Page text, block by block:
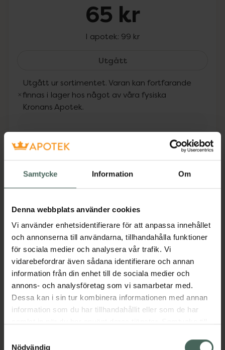
Samtycke Information Om
Denna webbplats använder cookies
Vi använder enhetsidentifierare för att anpassa innehållet
och annonserna till användarna, tillhandahålla funktioner
för sociala medier och analysera vår trafik. Vi
vidarebefordrar även sådana identifierare och annan
information från din enhet till de sociala medier och
annons- och analysföretag som vi samarbetar med.
Dessa kan i sin tur kombinera informationen med annan
information som du har tillhandahållit eller som de har
återkalla ditt samtycke via webbplatsens
Nödvändig
65 kr
I apotek: 99 kr
UtgåttRFSU Magic Glide, 65 kr.
Utgått ur sortimentet. Varan kan fortfarande
finnas i lager hos något av våra fysiska
Kronans Apotek.
Fler produkter från Utgått
Aktuella erbjudanden
Magic Glide är extra vårdande och skonsam
med långvarig glideffekt. Vatten- och
silikonbaserad kräm med rätt pH som är extra
fuktgivande och ger en lyxig glidkänsla.
Jämförpris 1320 kr/l
EAN:07310572000111
Kategorier:
Visa